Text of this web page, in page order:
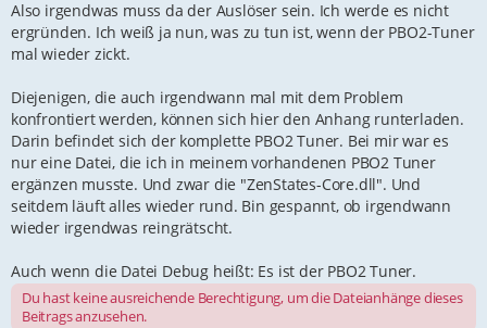
Also irgendwas muss da der Auslöser sein. Ich werde es nicht
ergründen. Ich weiß ja nun, was zu tun ist, wenn der PBO2-Tuner
mal wieder zickt.
Diejenigen, die auch irgendwann mal mit dem Problem
konfrontiert werden, können sich hier den Anhang runterladen.
Darin befindet sich der komplette PBO2 Tuner. Bei mir war es
nur eine Datei, die ich in meinem vorhandenen PBO2 Tuner
ergänzen musste. Und zwar die "ZenStates-Core.dll". Und
seitdem läuft alles wieder rund. Bin gespannt, ob irgendwann
wieder irgendwas reingrätscht.
Auch wenn die Datei Debug heißt: Es ist der PBO2 Tuner.
Du hast keine ausreichende Berechtigung, um die Dateianhänge dieses
Beitrags anzusehen.